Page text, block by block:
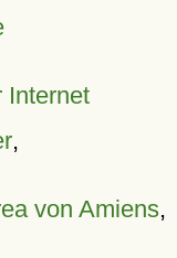
Internet
,
von Amiens,